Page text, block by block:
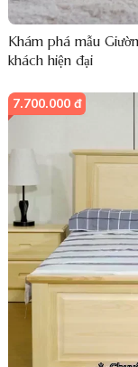
Khám phá mẫu
khách hiện đại
7.700.000 đ